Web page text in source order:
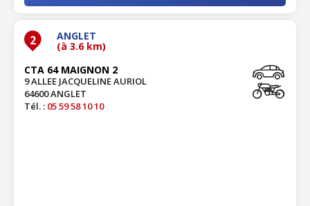
2 ANGLET
(à 3.6 km)
CTA 64 MAIGNON 2
9 ALLEE JACQUELINE AURIOL
64600 ANGLET
Tél. : 05 59 58 10 10